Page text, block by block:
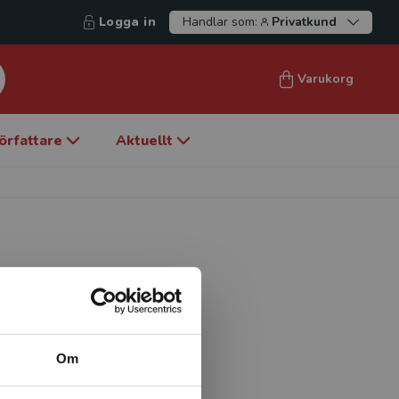
Om
Logga in Handlar som: Privatkund
Varukorg
Aktuellt
bosatt i Newcastle
och Zimbabwe.
Han har lett det